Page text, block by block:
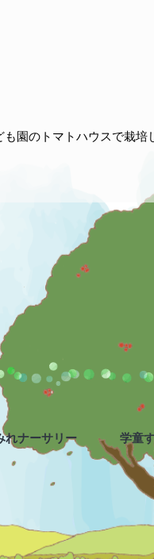
園のトマトハウスで栽培
れナーサリー 学童